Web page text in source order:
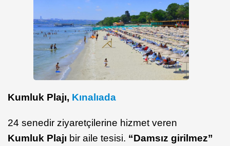
Kumluk Plajı, Kınalıada
24 senedir ziyaretçilerine hizmet veren
Kumluk Plajı bir aile tesisi. “Damsız girilmez”